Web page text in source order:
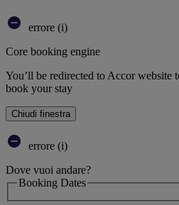
errore (i)
Core booking engine
You’ll be redirected to Accor website
book your stay
Chiudi finestra
errore (i)
Dove vuoi andare?
Booking Dates